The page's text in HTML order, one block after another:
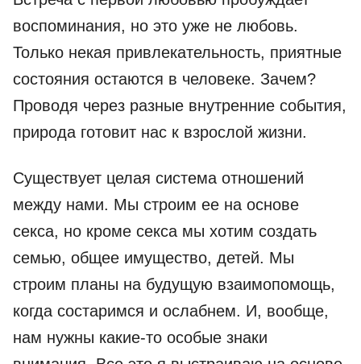
воспоминания, но это уже не любовь.
Только некая привлекательность, приятные
состояния остаются в человеке. Зачем?
Проводя через разные внутренние события,
природа готовит нас к взрослой жизни.
Существует целая система отношений
между нами. Мы строим ее на основе
секса, но кроме секса мы хотим создать
семью, общее имущество, детей. Мы
строим планы на будущую взаимопомощь,
когда состаримся и ослабнем. И, вообще,
нам нужны какие-то особые знаки